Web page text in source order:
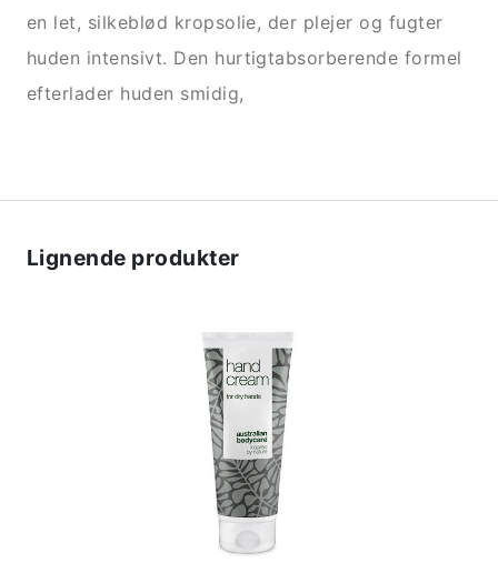
en let, silkeblød kropsolie, der plejer og fugter
huden intensivt. Den hurtigtabsorberende formel
efterlader huden smidig,
Lignende produkter